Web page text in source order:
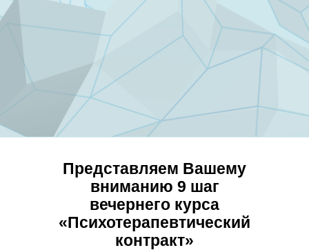
Представляем Вашему
вниманию 9 шаг
вечернего курса
«Психотерапевтический
контракт»